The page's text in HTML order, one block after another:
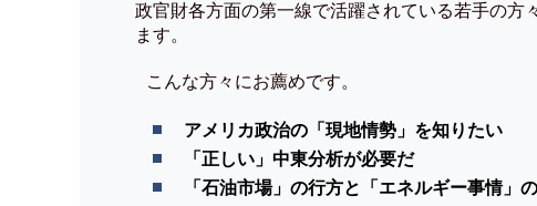
政官財各方面の第一線で活躍されている若手の方
ます。
こんな方々にお薦めです。
アメリカ政治の「現地情勢」を知りたい
「正しい」中東分析が必要だ
「石油市場」の行方と「エネルギー事情」